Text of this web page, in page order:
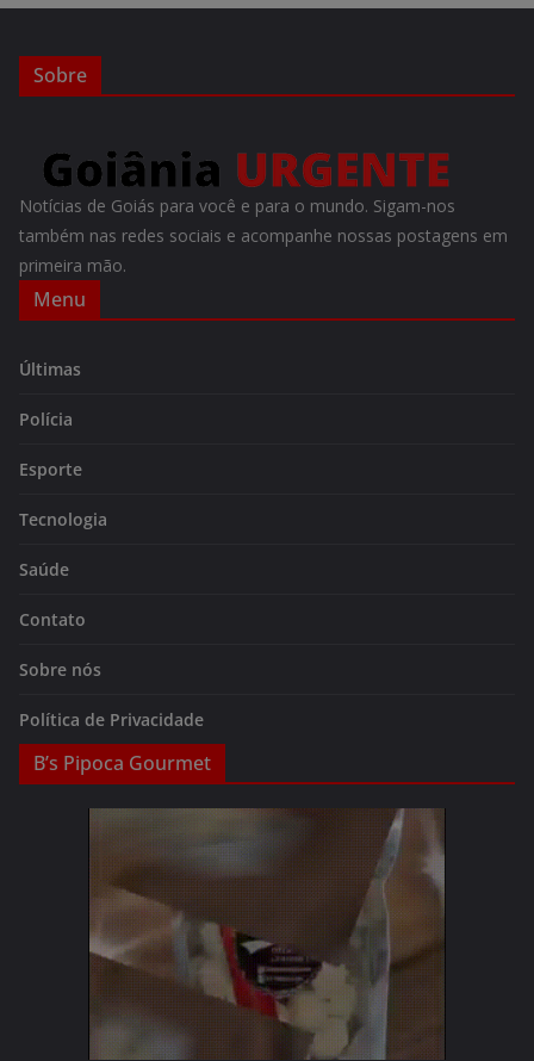
Sobre
Notícias de Goiás para você e para o mundo. Sigam-nos
também nas redes sociais e acompanhe nossas postagens em
primeira mão.
Menu
Últimas
Polícia
Esporte
Tecnologia
Saúde
Contato
Sobre nós
Política de Privacidade
B’s Pipoca Gourmet